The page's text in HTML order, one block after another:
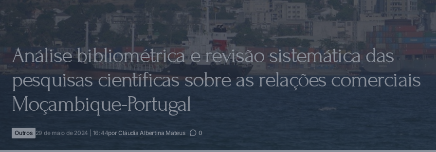
Análise bibliométrica e revisão sistemática das
pesquisas científicas sobre as relações comerciais
Moçambique-Portugal
Outros 29 de maio de 2024 | 16:44porCláudia Albertina Mateus 0